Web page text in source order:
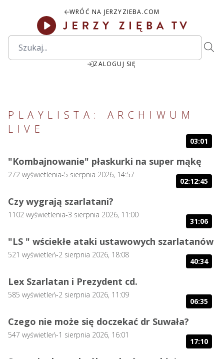
WRÓĆ NA JERZYZIEBA.COM
ZALOGUJ SIĘ
PLAYLISTA: ARCHIWUM
LIVE
03:01
"Kombajnowanie" płaskurki na super mąkę
272 wyświetlenia-5 sierpnia 2026, 14:57
02:12:45
Czy wygrają szarlatani?
1102 wyświetlenia-3 sierpnia 2026, 11:00
31:06
"LS " wściekłe ataki ustawowych szarlatanów
521 wyświetleń-2 sierpnia 2026, 18:08
40:34
Lex Szarlatan i Prezydent cd.
585 wyświetleń-2 sierpnia 2026, 11:09
06:35
Czego nie może się doczekać dr Suwała?
547 wyświetleń-1 sierpnia 2026, 16:01
17:10